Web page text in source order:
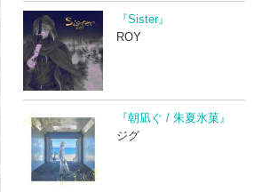
『Sister』
ROY
『朝凪ぐ / 朱夏氷菓』
ジグ